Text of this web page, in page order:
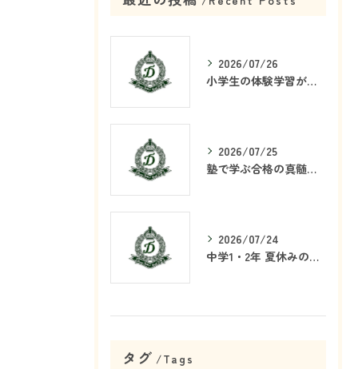
2026/07/26
小学生の体験学習が塾で重要な理由
2026/07/25
塾で学ぶ合格の真髄とは何か
2026/07/24
中学1・2年 夏休みの学習戦略
タグ Tags